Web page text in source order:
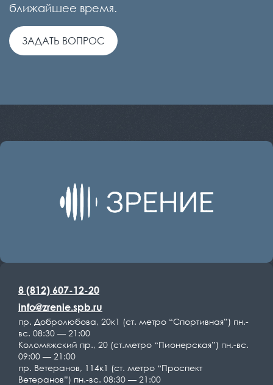
ближайшее время.
ЗАДАТЬ ВОПРОС
8 (812) 607-12-20
info@zrenie.spb.ru
пр. Добролюбова, 20к1 (ст. метро “Спортивная”) пн.-
вс. 08:30 — 21:00
Коломяжский пр., 20 (ст.метро “Пионерская”) пн.-вс.
09:00 — 21:00
пр. Ветеранов, 114к1 (ст. метро “Проспект
Ветеранов”) пн.-вс. 08:30 — 21:00